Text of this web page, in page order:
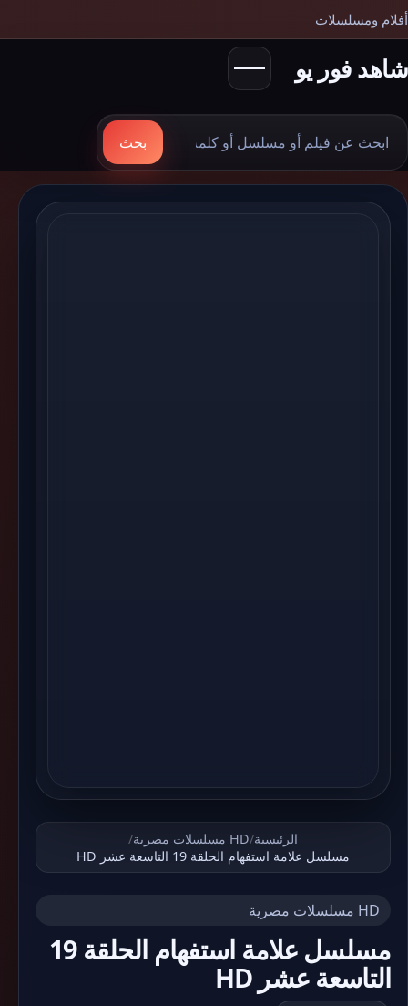
أفلام ومسلسلات
شاهد فور يو
ابحث
بحث
الرئيسية/HD مسلسلات مصرية
/
مسلسل علامة استفهام الحلقة 19 التاسعة عشر HD
HD مسلسلات مصرية
مسلسل علامة استفهام الحلقة 19
التاسعة عشر HD